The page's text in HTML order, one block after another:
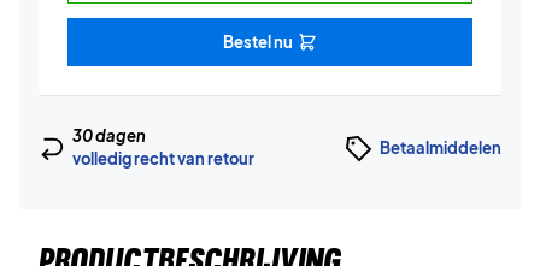
Bestel nu
30 dagen
volledig recht van retour
Betaalmiddelen